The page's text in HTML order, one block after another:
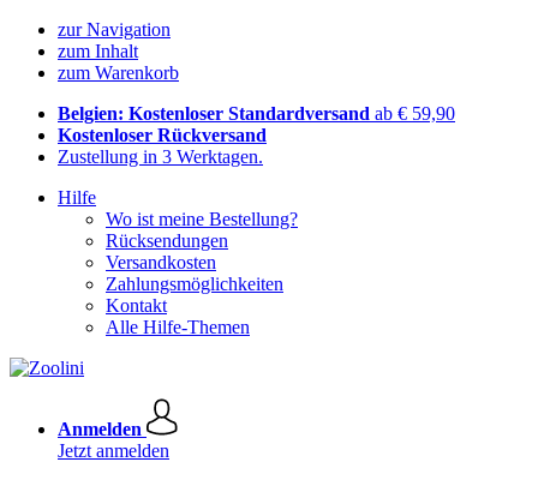
zur Navigation
zum Inhalt
zum Warenkorb
Belgien: Kostenloser Standardversand ab € 59,90
Kostenloser Rückversand
Zustellung in 3 Werktagen.
Hilfe
Wo ist meine Bestellung?
Rücksendungen
Versandkosten
Zahlungsmöglichkeiten
Kontakt
Alle Hilfe-Themen
Anmelden
Jetzt anmelden